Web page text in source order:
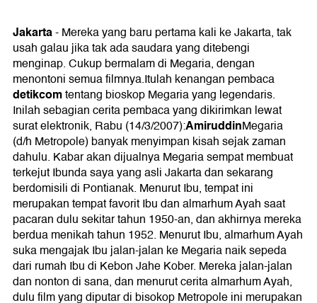
Jakarta-Mereka yang baru pertama kali ke Jakarta, tak
usah galau jika tak ada saudara yang ditebengi
menginap. Cukup bermalam di Megaria, dengan
menontoni semua filmnya.Itulah kenangan pembaca
detikcomtentang bioskop Megaria yang legendaris.
Inilah sebagian cerita pembaca yang dikirimkan lewat
surat elektronik, Rabu (14/3/2007):AmiruddinMegaria
(d/h Metropole) banyak menyimpan kisah sejak zaman
dahulu. Kabar akan dijualnya Megaria sempat membuat
terkejut Ibunda saya yang asli Jakarta dan sekarang
berdomisili di Pontianak. Menurut Ibu, tempat ini
merupakan tempat favorit Ibu dan almarhum Ayah saat
pacaran dulu sekitar tahun 1950-an, dan akhirnya mereka
berdua menikah tahun 1952. Menurut Ibu, almarhum Ayah
suka mengajak Ibu jalan-jalan ke Megaria naik sepeda
dari rumah Ibu di Kebon Jahe Kober. Mereka jalan-jalan
dan nonton di sana, dan menurut cerita almarhum Ayah,
dulu film yang diputar di bisokop Metropole ini merupakan